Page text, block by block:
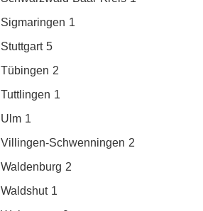
Sigmaringen 1
Stuttgart 5
Tübingen 2
Tuttlingen 1
Ulm 1
Villingen-Schwenningen 2
Waldenburg 2
Waldshut 1